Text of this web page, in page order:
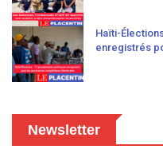
Haïti-
enregistrés
Newsletter